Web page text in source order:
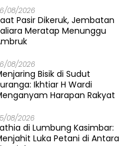
08/2026
Pasir Dikeruk, Jembatan
Meratap Menunggu
08/2026
Bisik di Sudut
Ikhtiar H Wardi
Harapan Rakyat
08/2026
di Lumbung Kasimbar:
Luka Petani di Antara